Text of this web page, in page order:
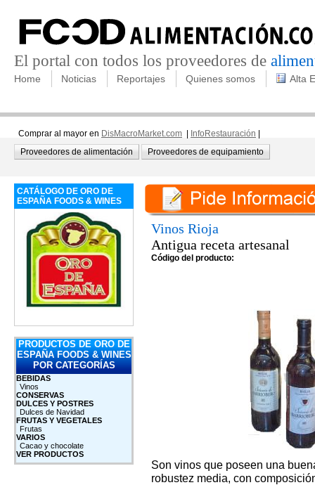
El portal con todos los proveedores de
Home Noticias Reportajes Quienes somos Alta
Comprar al mayor en DisMacroMarket.com InfoRestauración
Proveedores de alimentación
Proveedores de equipamiento
CATÁLOGO DE ORO DE
ESPAÑA FOODS & WINES
PRODUCTOS DE ORO DE
ESPAÑA FOODS & WINES
POR CATEGORÍAS
BEBIDAS
Vinos
CONSERVAS
DULCES Y POSTRES
Dulces de Navidad
FRUTAS Y VEGETALES
Frutas
VARIOS
Cacao y chocolate
VER PRODUCTOS
Vinos Rioja
Antigua receta artesanal
Código del producto:
Son vinos que poseen una
robustez media, con